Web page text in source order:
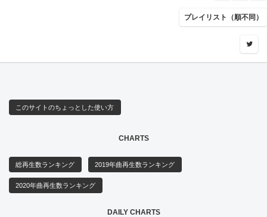
プレイリスト（順不同）
このサイトのちょっとした使い方
CHARTS
総再生数ランキング 2019年曲再生数ランキング
2020年曲再生数ランキング
DAILY CHARTS